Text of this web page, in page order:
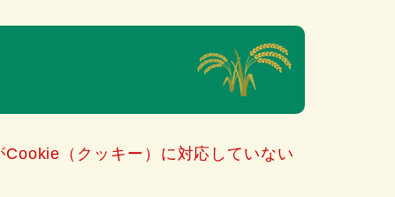
（クッキー）に対応していない